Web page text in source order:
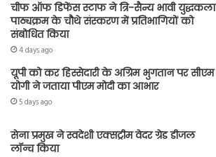
चीफ ऑफ डिफेंस स्टाफ ने त्रि-सैन्य भावी युद्धकला
पाठ्यक्रम के चौथे संस्करण में प्रतिभागियों को
संबोधित किया
4 days ago
यूपी को कर हिस्सेदारी के अग्रिम भुगतान पर सीएम
योगी ने जताया पीएम मोदी का आभार
5 days ago
सेना प्रमुख ने स्वदेशी एक्सट्रीम वेदर ग्रेड डीजल
लॉन्च किया